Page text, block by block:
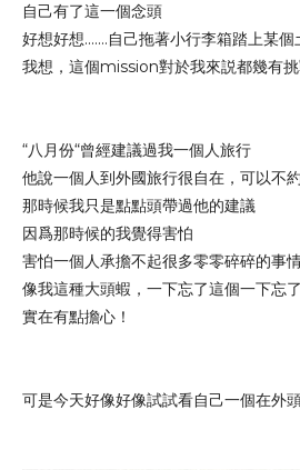
自己有了這一個念頭
好想好想.......自己拖著小行李箱踏上某個
我想，這個mission對於我來説都幾有
“八月份“曾經建議過我一個人旅行
他說一個人到外國旅行很自在，可以不
那時候我只是點點頭帶過他的建議
因爲那時候的我覺得害怕
害怕一個人承擔不起很多零零碎碎的事
像我這種大頭蝦，一下忘了這個一下忘
實在有點擔心！
可是今天好像好像試試看自己一個在外